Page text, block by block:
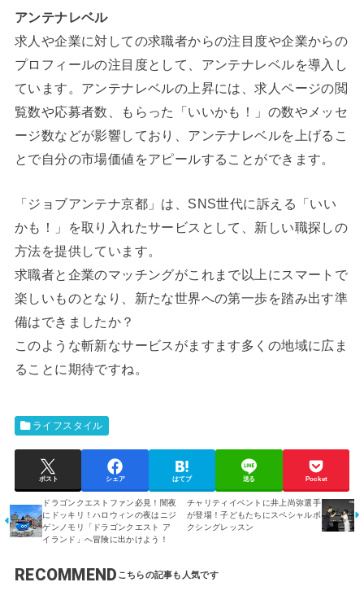
アンテナレベル
求人や企業に対しての求職者からの注目度や企業からの
プロフィールの注目度として、アンテナレベルを導入し
ています。アンテナレベルの上昇には、求人ページの閲
覧数や応募者数、もらった「いいかも！」の数やメッセ
ージ数などが影響しており、アンテナレベルを上げるこ
とで自分の市場価値をアピールすることができます。
「ジョブアンテナ京都」は、SNS世代に訴える「いい
かも！」を取り入れたサービスとして、新しい職探しの
方法を提供しています。
求職者と企業のマッチングがこれまで以上にスマートで
楽しいものとなり、新たな世界への第一歩を踏み出す準
備はできましたか？
このような斬新なサービスがますます多くの地域に広ま
ることに期待ですね。
ライフスタイル
ポスト シェア はてブ 送る Pocket
ドラゴンクエストファン必見！闇夜
にドッキリ！ハロウィンの夜はニジ
ゲンノモリ「ドラゴンクエスト ア
イランド」へ冒険に出かけよう！
チャリティイベントに井上尚弥選手
が登場！子どもたちにスペシャルボ
クシングレッスン
RECOMMEND